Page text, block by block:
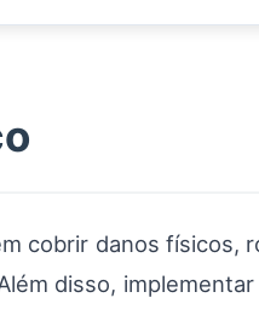
cobrir danos físicos,
disso,